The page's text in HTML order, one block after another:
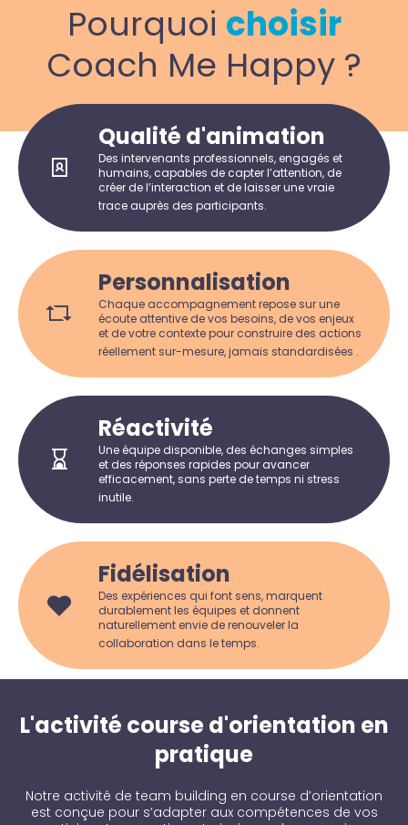
Pourquoi choisir
Coach Me Happy ?
Qualité d'animation
Des intervenants professionnels, engagés et
humains, capables de capter l’attention, de
créer de l’interaction et de laisser une vraie
trace auprès des participants.
Personnalisation
Chaque accompagnement repose sur une
écoute attentive de vos besoins, de vos enjeux
et de votre contexte pour construire des actions
réellement sur-mesure, jamais standardisées .
Réactivité
Une équipe disponible, des échanges simples
et des réponses rapides pour avancer
efficacement, sans perte de temps ni stress
inutile.
Fidélisation
Des expériences qui font sens, marquent
durablement les équipes et donnent
naturellement envie de renouveler la
collaboration dans le temps.
L'activité course d'orientation en
pratique
Notre activité de team building en course d’orientation
est conçue pour s’adapter aux compétences de vos